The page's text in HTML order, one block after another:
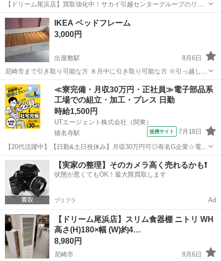
【ドリーム尾浜店】買取強化中！サカイ引越センターグループのリサ
イクルショップです！ 店頭ご購入の際に「ジモティを見た」と言って
いただくとジモティ限定価格（掲載価格の7%OFF）でご購入が可能で
す。 ぜひ店頭にてスタッ...
兵庫 尼崎市 ダイニングセット
IKEA ベッドフレーム
3,000円
出屋敷駅
8月6日
尼崎市まで引き取り可能な方 ８月中に引き取り可能な方 ※引っ越しす
る為なるべく早く 引き出し付きのホワイトすのこベッド - モデル名:
BRIMNES - 色: ホワイト - 特徴: ○伸長式幅が87cm（セミシング...
兵庫 尼崎市 出屋敷駅 ベッド
≪寮完備・月収30万円・正社員≫電子部品系
工場での組立・加工・プレス 日勤
時給1,500円
UTエージェント株式会社（関東）
猪名寺駅
提携サイト 7月18日
【20代活躍中】【日勤&土日祝休み】月収30万円可◎有名G企業☆電子
機器の外装カバー塗装作業！駅チカ徒歩4分《JBFL1-PC》 詳細情報
＼部品塗装のお仕事／ 電子機器部品の塗装作業をしている会社です♪
☆丁寧に指導...
兵庫 尼崎市 猪名寺駅 その他
【実家の整理】そのカメラ高く売れるかも❗️
状態が悪くてもOK！最大限買取します
プリフラ Ad
【ドリーム尾浜店】スリム食器棚 ニトリ WH
高さ(H)180×幅 (W)約4…
8,980円
尼崎市 8月6日